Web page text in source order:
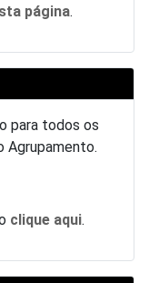
página.
para todos os
Agrupamento.
clique aqui.